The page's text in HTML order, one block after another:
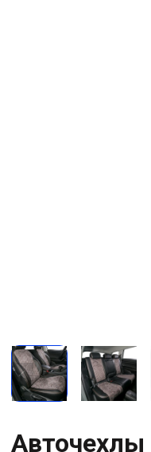
Авточехлы